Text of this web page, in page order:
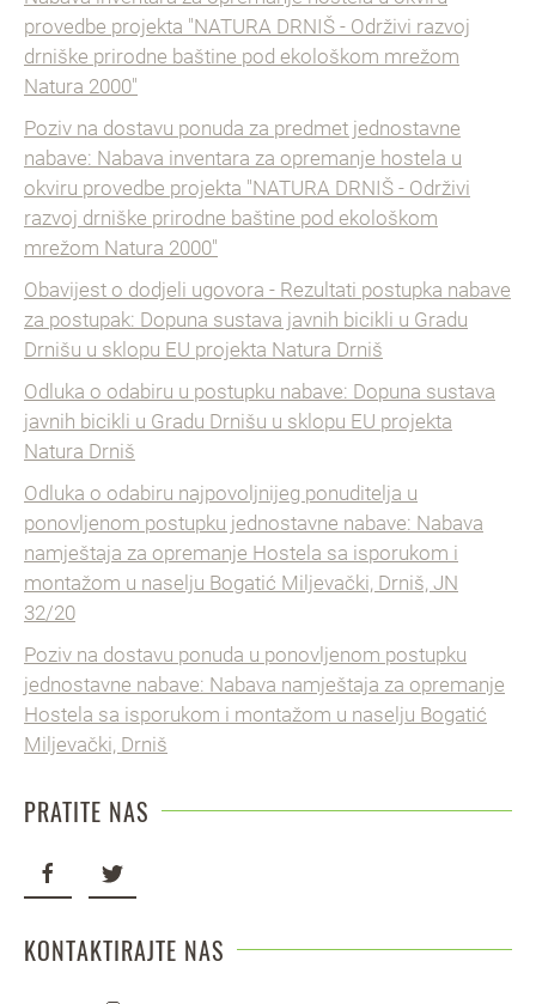
provedbe projekta "NATURA DRNIŠ - Održivi razvoj
drniške prirodne baštine pod ekološkom mrežom
Natura 2000"
Poziv na dostavu ponuda za predmet jednostavne
nabave: Nabava inventara za opremanje hostela u
okviru provedbe projekta "NATURA DRNIŠ - Održivi
razvoj drniške prirodne baštine pod ekološkom
mrežom Natura 2000"
Obavijest o dodjeli ugovora - Rezultati postupka nabave
za postupak: Dopuna sustava javnih bicikli u Gradu
Drnišu u sklopu EU projekta Natura Drniš
Odluka o odabiru u postupku nabave: Dopuna sustava
javnih bicikli u Gradu Drnišu u sklopu EU projekta
Natura Drniš
Odluka o odabiru najpovoljnijeg ponuditelja u
ponovljenom postupku jednostavne nabave: Nabava
namještaja za opremanje Hostela sa isporukom i
montažom u naselju Bogatić Miljevački, Drniš, JN
32/20
Poziv na dostavu ponuda u ponovljenom postupku
jednostavne nabave: Nabava namještaja za opremanje
Hostela sa isporukom i montažom u naselju Bogatić
Miljevački, Drniš
PRATITE NAS
KONTAKTIRAJTE NAS